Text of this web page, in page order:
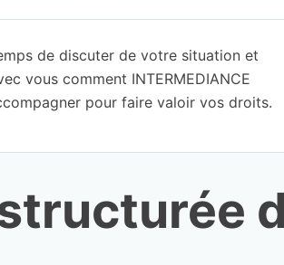
de discuter de votre situation et
vous comment INTERMEDIANCE
pour faire valoir vos droits.